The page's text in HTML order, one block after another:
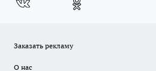
Заказать рекламу
О нас